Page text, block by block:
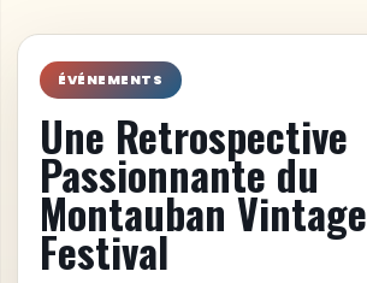
ÉVÉNEMENTS
Une Retrospective
Passionnante du
Montauban Vintage
Festival